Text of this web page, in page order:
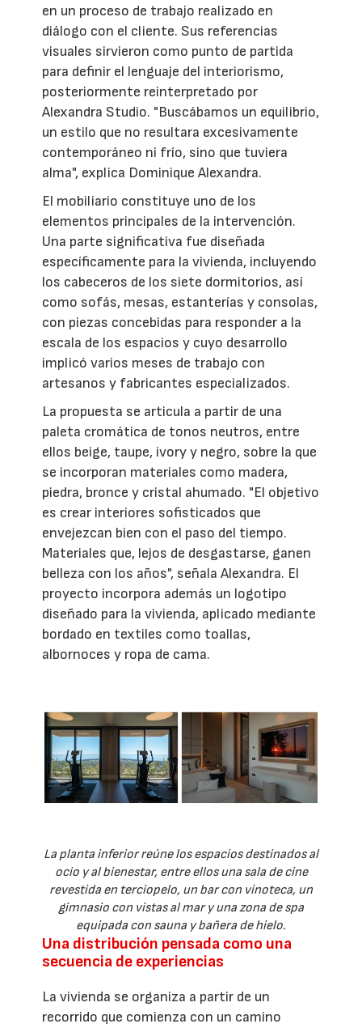
en un proceso de trabajo realizado en
diálogo con el cliente. Sus referencias
visuales sirvieron como punto de partida
para definir el lenguaje del interiorismo,
posteriormente reinterpretado por
Alexandra Studio. "Buscábamos un equilibrio,
un estilo que no resultara excesivamente
contemporáneo ni frío, sino que tuviera
alma", explica Dominique Alexandra.
El mobiliario constituye uno de los
elementos principales de la intervención.
Una parte significativa fue diseñada
específicamente para la vivienda, incluyendo
los cabeceros de los siete dormitorios, así
como sofás, mesas, estanterías y consolas,
con piezas concebidas para responder a la
escala de los espacios y cuyo desarrollo
implicó varios meses de trabajo con
artesanos y fabricantes especializados.
La propuesta se articula a partir de una
paleta cromática de tonos neutros, entre
ellos beige, taupe, ivory y negro, sobre la que
se incorporan materiales como madera,
piedra, bronce y cristal ahumado. "El objetivo
es crear interiores sofisticados que
envejezcan bien con el paso del tiempo.
Materiales que, lejos de desgastarse, ganen
belleza con los años", señala Alexandra. El
proyecto incorpora además un logotipo
diseñado para la vivienda, aplicado mediante
bordado en textiles como toallas,
albornoces y ropa de cama.
La planta inferior reúne los espacios destinados al
ocio y al bienestar, entre ellos una sala de cine
revestida en terciopelo, un bar con vinoteca, un
gimnasio con vistas al mar y una zona de spa
equipada con sauna y bañera de hielo.
Una distribución pensada como una
secuencia de experiencias
La vivienda se organiza a partir de un
recorrido que comienza con un camino